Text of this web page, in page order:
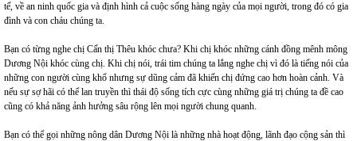
tế, về an ninh quốc gia và định hình cả cuộc sống hàng ngày của mọi người, trong đó có gia
đình và con cháu chúng ta.
Bạn có từng nghe chị Cấn thị Thêu khóc chưa? Khi chị khóc những cánh đồng mênh mông
Dương Nội khóc cùng chị. Khi chị nói, trái tim chúng ta lắng nghe chị vì đó là tiếng nói của
những con người cùng khổ nhưng sự dũng cảm đã khiến chị đứng cao hơn hoàn cảnh. Và
nếu sự sợ hãi có thể lan truyền thì thái độ sống tích cực cùng những giá trị chúng ta đề cao
cũng có khả năng ảnh hưởng sâu rộng lên mọi người chung quanh.
Bạn có thể gọi những nông dân Dương Nội là những nhà hoạt động, lãnh đạo cộng sản thì